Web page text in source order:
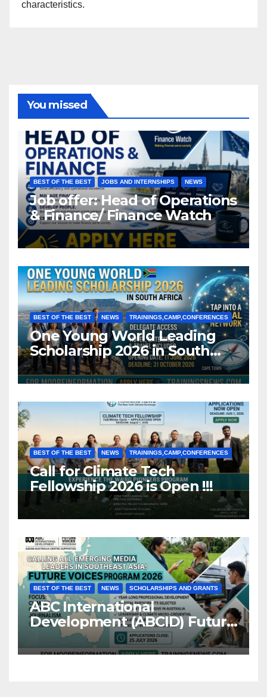
characteristics.
You missed
BEST OF THE BEST JOBS AND INTERNSHIPS NEWS
Job offer: Head of Operations
& Finance/ Finance Watch
BEST OF THE BEST NEWS TRAININGS,CAMP,CONFERENCES
One Young World Leading
Scholarship 2026 in South
Africa (Fully Funded)
BEST OF THE BEST NEWS TRAININGS,CAMP,CONFERENCES
Call for Climate Tech
Fellowship 2026 is Open !!!
BEST OF THE BEST NEWS SCHOLARSHIPS AND GRANTS
ABC International
Development (ABCID) Future
Voices Program 2026